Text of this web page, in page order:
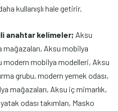
kullanışlı hale getirir.
anahtar kelimeler; Aksu
Aksu mobilya
modern mobilya modelleri, Aksu
grubu, modern yemek odası,
mağazaları, Aksu iç mimarlık,
odası takımları, Masko